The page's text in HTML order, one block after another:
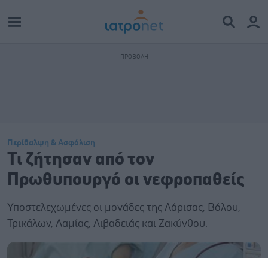
Περίθαλψη & Ασφάλιση
Τι ζήτησαν από τον
Πρωθυπουργό οι νεφροπαθείς
Υποστελεχωμένες οι μονάδες της Λάρισας, Βόλου,
Τρικάλων, Λαμίας, Λιβαδειάς και Ζακύνθου.